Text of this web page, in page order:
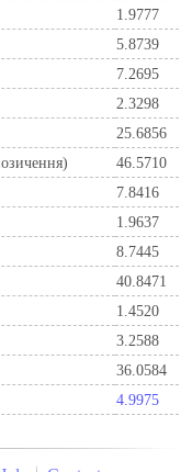
1.9777
5.8739
7.2695
2.3298
25.6856
46.5710
7.8416
1.9637
8.7445
40.8471
1.4520
3.2588
36.0584
4.9975